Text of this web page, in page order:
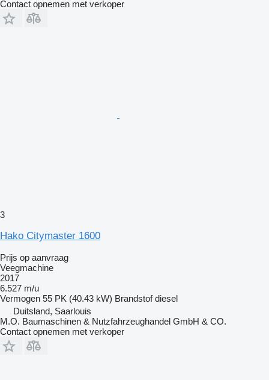
Contact opnemen met verkoper
3
Hako Citymaster 1600
Prijs op aanvraag
Veegmachine
2017
6.527 m/u
Vermogen 55 PK (40.43 kW) Brandstof diesel
Duitsland, Saarlouis
M.O. Baumaschinen & Nutzfahrzeughandel GmbH & CO.
Contact opnemen met verkoper